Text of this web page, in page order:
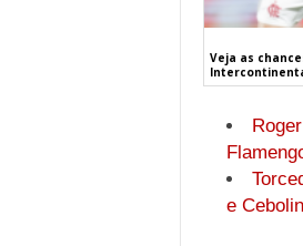
Veja as
e